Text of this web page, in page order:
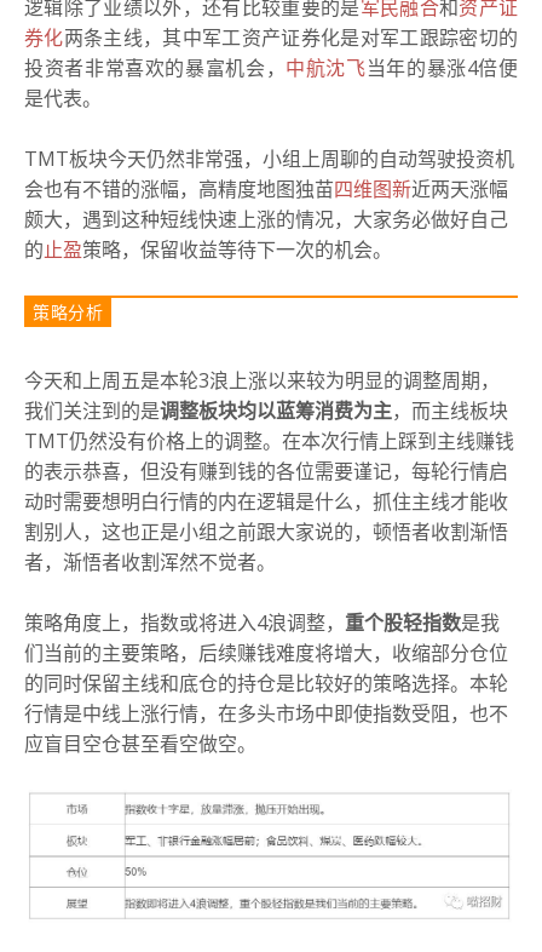
逻辑除了业绩以外，还有比较重要的是军民融合和资产证
券化两条主线，其中军工资产证券化是对军工跟踪密切的
投资者非常喜欢的暴富机会， 中航沈飞当年的暴涨4倍便
是代表。
TMT板块今天仍然非常强，小组上周聊的自动驾驶投资机
会也有不错的涨幅，高精度地图独苗四维图新近两天涨幅
颇大，遇到这种短线快速上涨的情况，大家务必做好自己
的止盈策略，保留收益等待下一次的机会。
策略分析
今天和上周五是本轮3浪上涨以来较为明显的调整周期，
我们关注到的是调整板块均以蓝筹消费为主，而主线板块
TMT仍然没有价格上的调整。在本次行情上踩到主线赚钱
的表示恭喜，但没有赚到钱的各位需要谨记，每轮行情启
动时需要想明白行情的内在逻辑是什么，抓住主线才能收
割别人，这也正是小组之前跟大家说的，顿悟者收割渐悟
者，渐悟者收割浑然不觉者。
策略角度上，指数或将进入4浪调整， 重个股轻指数是我
们当前的主要策略，后续赚钱难度将增大，收缩部分仓位
的同时保留主线和底仓的持仓是比较好的策略选择。本轮
行情是中线上涨行情，在多头市场中即使指数受阻，也不
应盲目空仓甚至看空做空。